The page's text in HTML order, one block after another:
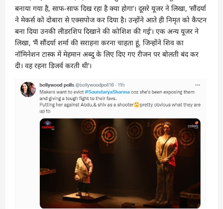
बनाया गया है, साफ-साफ दिख रहा है क्या होगा’। दूसरे यूजर ने लिखा, ‘सौंदर्या
ने मेकर्स को दोबारा से एक्सपोज कर दिया है। उन्होंने आते ही निमृत को कैप्टन
बना दिया उनकी लीडरशिप दिखाने की कोशिश की गई’। एक अन्य यूजर ने
लिखा, ‘मैं सौंदर्या शर्मा की सराहना करना चाहता हूं, जिन्होंने शिव का
नॉमिनेशन टास्क में मेहमान अब्दु के लिए दिए गए रीजन पर बोलती बंद कर
दी। वह रहना डिजर्व करती थी’।